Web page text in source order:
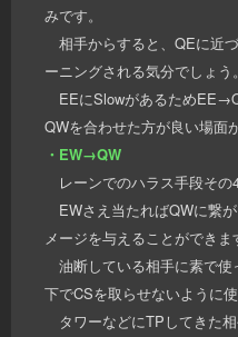
みです。
相手からすると、QEに近
ーニングされる気分でしょう。
EEにSlowがあるため
QWを合わせた方が良い場面
・EW→QW
レーンでのハラス手段その
EWさえ当たればQWに繋
メージを与えることができま
油断している相手に素で使
下でCSを取らせないように使
タワーなどにTPしてきた相